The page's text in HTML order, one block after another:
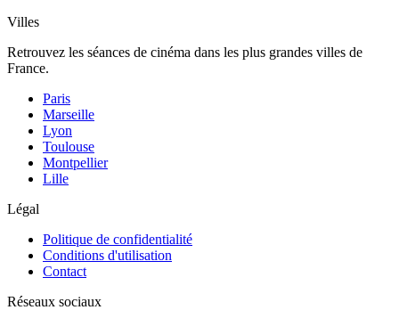
Villes
Retrouvez les séances de cinéma dans les plus grandes villes de
France.
Paris
Marseille
Lyon
Toulouse
Montpellier
Lille
Légal
Politique de confidentialité
Conditions d'utilisation
Contact
Réseaux sociaux